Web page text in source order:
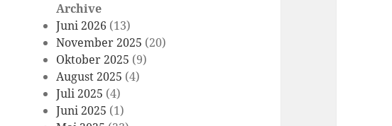
Archive
Juni 2026 (13)
November 2025 (20)
Oktober 2025 (9)
August 2025 (4)
Juli 2025 (4)
Juni 2025 (1)